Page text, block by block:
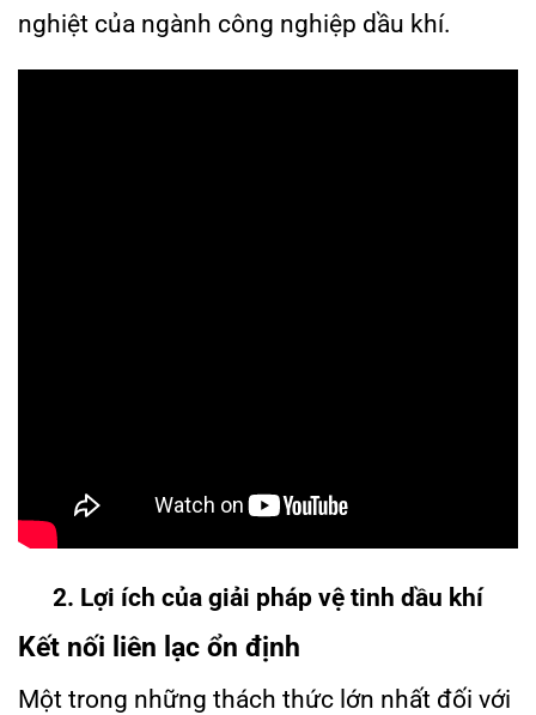
nghiệt của ngành công nghiệp dầu khí.
2. Lợi ích của giải pháp vệ tinh dầu khí
Kết nối liên lạc ổn định
Một trong những thách thức lớn nhất đối với